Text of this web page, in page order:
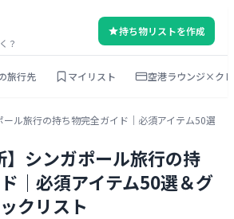
？
持ち物リストを作成
旅行先 マイリスト 空港ラウンジ×ク
ール旅行の持ち物完全ガイド｜必須アイテム50選＆
】シンガポール旅行の持
｜必須アイテム50選＆グ
クリスト